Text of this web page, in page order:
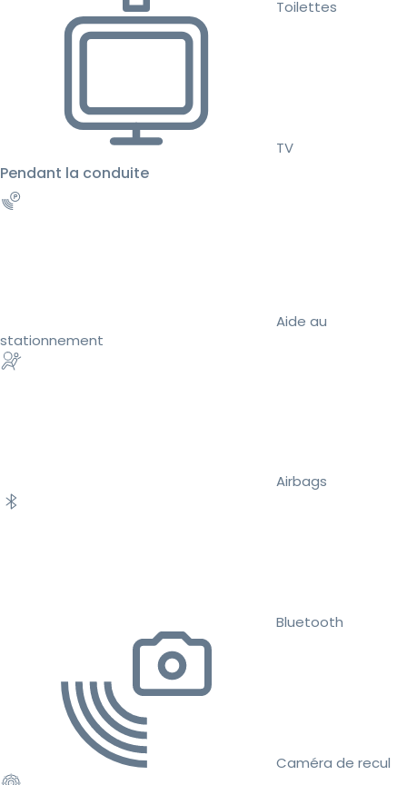
Toilettes
TV
Pendant la conduite
Aide au
stationnement
Airbags
Bluetooth
Caméra de recul